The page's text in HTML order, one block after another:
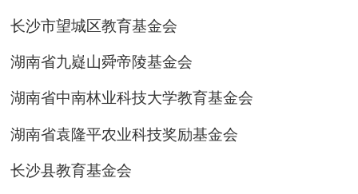
长沙市望城区教育基金会
湖南省九嶷山舜帝陵基金会
湖南省中南林业科技大学教育基金会
湖南省袁隆平农业科技奖励基金会
长沙县教育基金会